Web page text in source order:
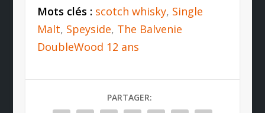
Mots clés : scotch whisky, Single
Malt, Speyside, The Balvenie
DoubleWood 12 ans
PARTAGER: